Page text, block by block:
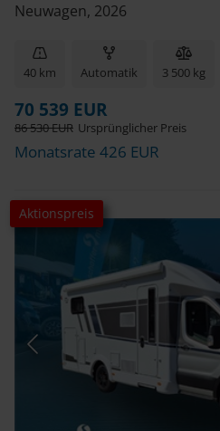
Neuwagen, 2026
40 km Automatik 3 500 kg
70 539 EUR
86 530 EUR Ursprünglicher Preis
Monatsrate 426 EUR
Aktionspreis